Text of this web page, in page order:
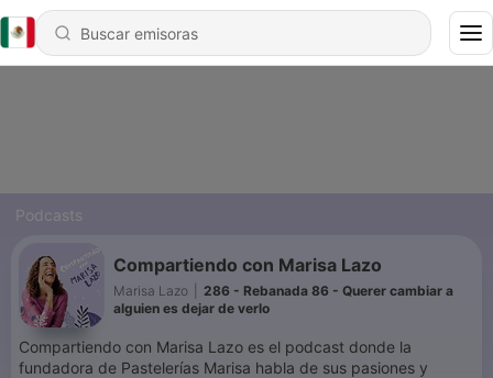
Podcasts
Compartiendo con Marisa Lazo
Marisa Lazo
286 - Rebanada 86 - Querer cambiar a
alguien es dejar de verlo
Compartiendo con Marisa Lazo es el podcast donde la
fundadora de Pastelerías Marisa habla de sus pasiones y